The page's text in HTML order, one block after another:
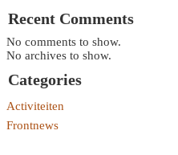
Recent Comments
No comments to show.
No archives to show.
Categories
Activiteiten
Frontnews